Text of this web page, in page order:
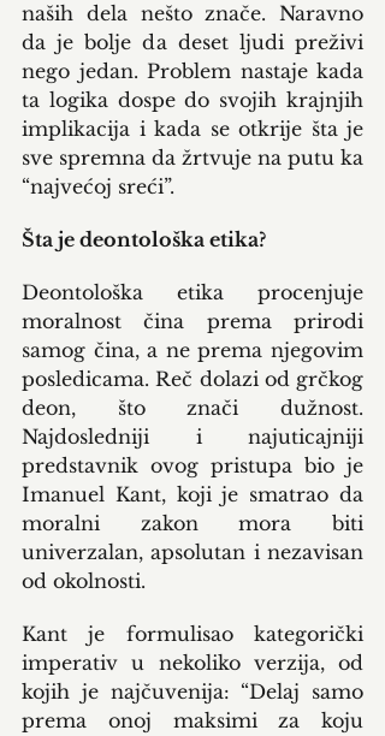
naših dela nešto znače. Naravno
da je bolje da deset ljudi preživi
nego jedan. Problem nastaje kada
ta logika dospe do svojih krajnjih
implikacija i kada se otkrije šta je
sve spremna da žrtvuje na putu ka
“najvećoj sreći”.
Šta je deontološka etika?
Deontološka etika procenjuje
moralnost čina prema prirodi
samog čina, a ne prema njegovim
posledicama. Reč dolazi od grčkog
deon, što znači dužnost.
Najdosledniji i najuticajniji
predstavnik ovog pristupa bio je
Imanuel Kant, koji je smatrao da
moralni zakon mora biti
univerzalan, apsolutan i nezavisan
od okolnosti.
Kant je formulisao kategorički
imperativ u nekoliko verzija, od
kojih je najčuvenija: “Delaj samo
prema onoj maksimi za koju